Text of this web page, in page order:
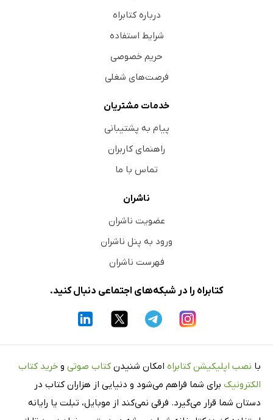
درباره کتابراه
شرایط استفاده
حریم خصوصی
فرصت‌های شغلی
خدمات مشتریان
پیام به پشتیبانی
راهنمای کاربران
تماس با ما
ناشران
عضویت ناشران
ورود به پنل ناشران
فهرست ناشران
کتابراه را در شبکه‌های اجتماعی دنبال کنید.
با نصب اپلیکیشن کتابراه امکان شنیدن کتاب صوتی و خرید کتاب
الکترونیک برای شما فراهم می‌شود و دنیایی از هزاران کتاب در
دستان شما قرار می‌گیرد. فرقی نمی‌کند از موبایل، تبلت یا رایانه